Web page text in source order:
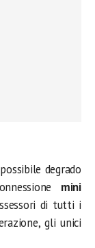
degrado
mini
di tutti i
gli unici